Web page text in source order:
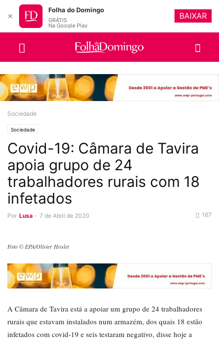
Sociedade
Sociedade
Covid-19: Câmara de Tavira
apoia grupo de 24
trabalhadores rurais com 18
infetados
Por Lusa - 7 de Abril de 2020 167
Foto © EPA/Olivier Hoslet
A Câmara de Tavira está a apoiar um grupo de 24 trabalhadores
rurais que estavam instalados num armazém, dos quais 18 estão
infetados com covid-19 e seis testaram negativo, disse hoje a
✕
Folha do Domingo
GRÁTIS
Na Google Play
BAIXAR